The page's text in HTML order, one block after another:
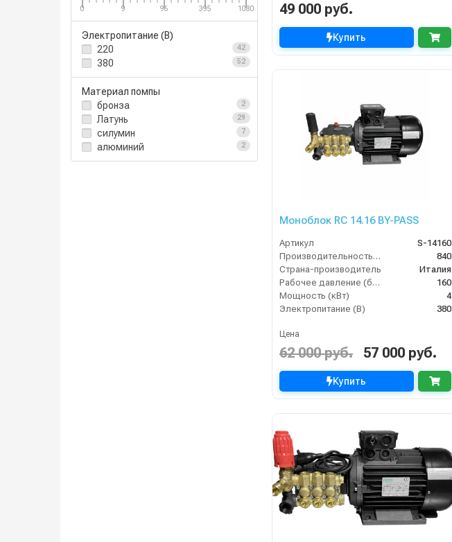
0 9 96 395 1080
Электропитание (В)
220
42
380 52
Материал помпы
бронза
2
Латунь 29
силумин 7
алюминий 2
49 000 руб.
Купить
Моноблок RC 14.16 BY-PASS
Артикул
S-14160
Производительность (л/ч)
840
Страна-производитель
Италия
Рабочее давление (бар)
160
Мощность (кВт)
4
Электропитание (В)
380
Цена
62 000 руб. 57 000 руб.
Купить